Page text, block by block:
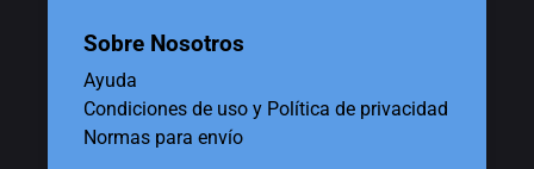
Sobre Nosotros
Ayuda
Condiciones de uso y Política de privacidad
Normas para envío